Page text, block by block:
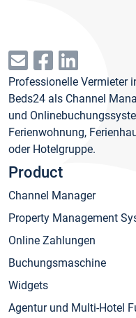
Professionelle Vermieter
Beds24 als Channel
und
Ferienwohnung,
oder Hotelgruppe.
Product
Channel Manager
Property Management
Online Zahlungen
Buchungsmaschine
Widgets
Agentur und Multi-Hotel